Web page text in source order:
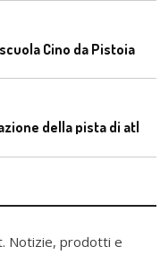
Cino da Pistoia
Notizie, prodotti e